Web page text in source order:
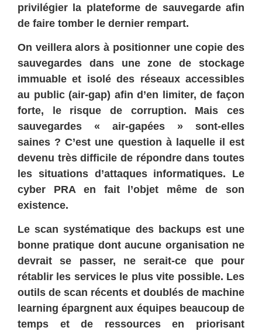
privilégier la plateforme de sauvegarde afin
de faire tomber le dernier rempart.
On veillera alors à positionner une copie des
sauvegardes dans une zone de stockage
immuable et isolé des réseaux accessibles
au public (air-gap) afin d’en limiter, de façon
forte, le risque de corruption. Mais ces
sauvegardes « air-gapées » sont-elles
saines ? C’est une question à laquelle il est
devenu très difficile de répondre dans toutes
les situations d’attaques informatiques. Le
cyber PRA en fait l’objet même de son
existence.
Le scan systématique des backups est une
bonne pratique dont aucune organisation ne
devrait se passer, ne serait-ce que pour
rétablir les services le plus vite possible. Les
outils de scan récents et doublés de machine
learning épargnent aux équipes beaucoup de
temps et de ressources en priorisant